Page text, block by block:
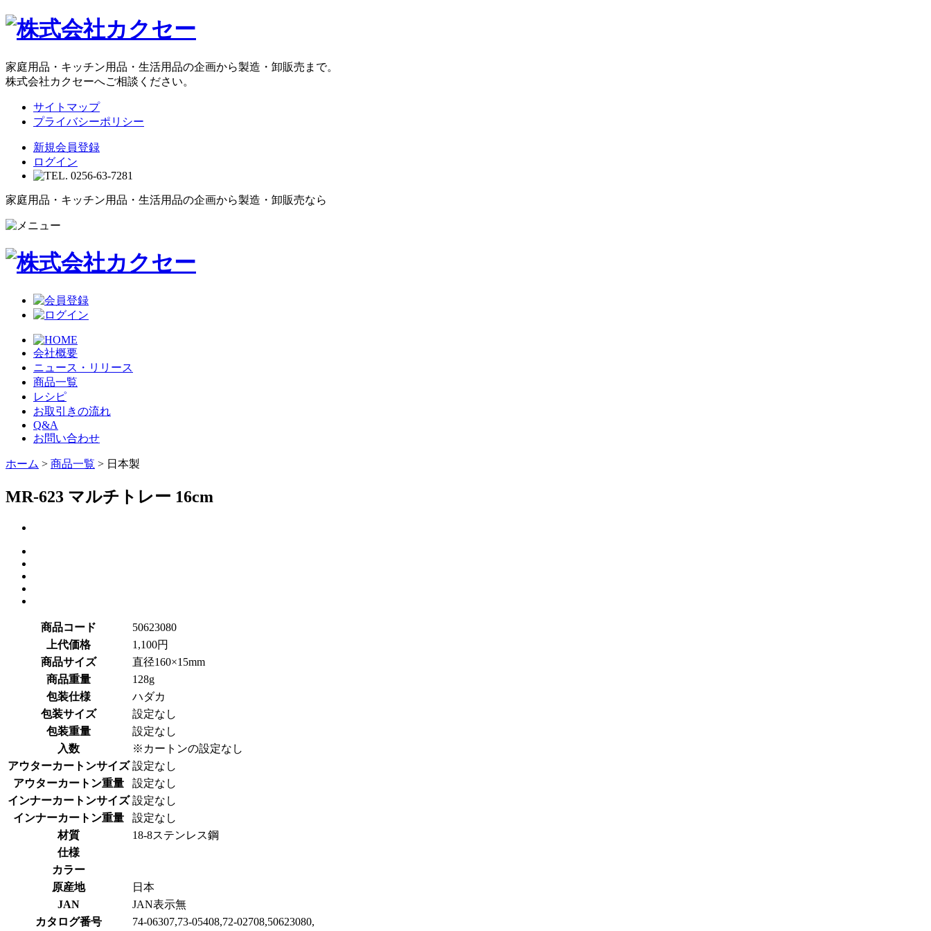
家庭用品・キッチン用品・生活用品の企画から製造・卸販売まで。
株式会社カクセーへご相談ください。
サイトマップ
プライバシーポリシー
新規会員登録
ログイン
家庭用品・キッチン用品・生活用品の企画から製造・卸販売なら
会社概要
ニュース・リリース
商品一覧
レシピ
お取引きの流れ
Q&A
お問い合わせ
ホーム > 商品一覧 > 日本製
MR-623 マルチトレー 16cm
商品コード
50623080
上代価格
1,100円
商品サイズ
直径160×15mm
商品重量
128g
包装仕様
ハダカ
包装サイズ
設定なし
包装重量
設定なし
入数
※カートンの設定なし
アウターカートンサイズ 設定なし
アウターカートン重量
設定なし
インナーカートンサイズ 設定なし
インナーカートン重量
設定なし
材質
18-8ステンレス鋼
仕様
カラー
原産地
日本
JAN
JAN表示無
カタログ番号
74-06307,73-05408,72-02708,50623080,